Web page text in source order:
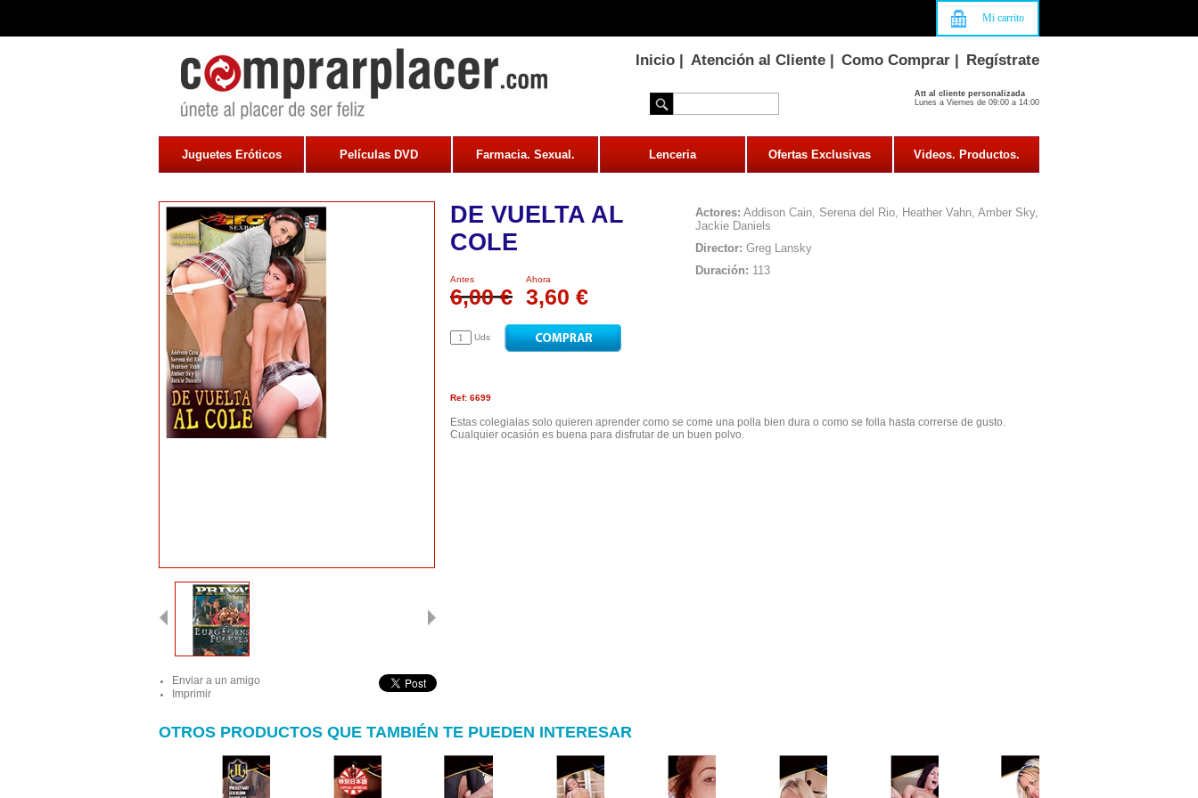
Mi carrito
Inicio | Atención al Cliente | Como Comprar | Regístrate
Att al cliente personalizada
Lunes a Viernes de 09:00 a 14:00
Juguetes Eróticos Películas DVD Farmacia. Sexual. Lenceria Ofertas Exclusivas Videos. Productos.
Enviar a un amigo
Imprimir
DE VUELTA AL
COLE
Antes
6,00 €
Ahora
3,60 €
Uds
Actores: Addison Cain, Serena del Rio, Heather Vahn, Amber Sky,
Jackie Daniels
Director: Greg Lansky
Duración: 113
Ref: 6699
Estas colegialas solo quieren aprender como se come una polla bien dura o como se folla hasta correrse de gusto.
Cualquier ocasión es buena para disfrutar de un buen polvo.
OTROS PRODUCTOS QUE TAMBIÉN TE PUEDEN INTERESAR